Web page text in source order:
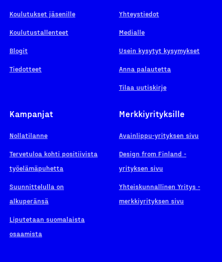
Koulutukset jäsenille
Koulutustallenteet
Blogit
Tiedotteet
Yhteystiedot
Medialle
Usein kysytyt kysymykset
Anna palautetta
Tilaa uutiskirje
Kampanjat
Nollatilanne
Tervetuloa kohti positiivista
työelämäpuhetta
Suunnittelulla on
alkuperänsä
Liputetaan suomalaista
osaamista
Merkkiyrityksille
Avainlippu-yrityksen sivu
Design from Finland -
yrityksen sivu
Yhteiskunnallinen Yritys -
merkkiyrityksen sivu